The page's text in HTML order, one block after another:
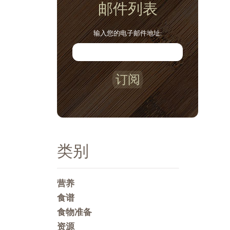
邮件列表
输入您的电子邮件地址:
订阅
类别
营养
食谱
食物准备
资源